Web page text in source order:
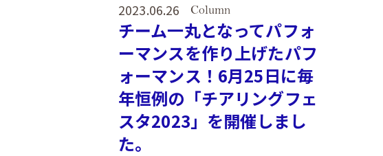
2023.06.26 Column
チーム一丸となってパフォ
ーマンスを作り上げたパフ
ォーマンス！6月25日に毎
年恒例の「チアリングフェ
スタ2023」を開催しまし
た。